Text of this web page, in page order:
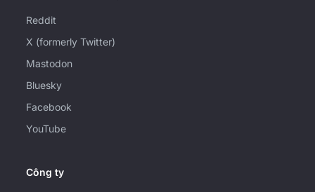
Reddit
X (formerly Twitter)
Mastodon
Bluesky
Facebook
YouTube
Công ty